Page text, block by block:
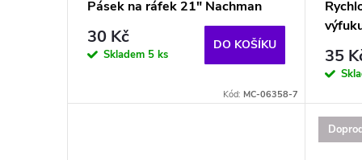
t
Pásek na ráfek 21" Nachman
30 Kč
Skladem 5 ks
DO KOŠÍKU
Kód: MC-06358-7
35